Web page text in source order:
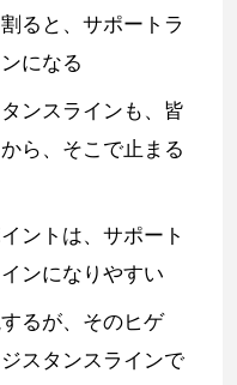
ると、サポートラ
になる
ンスラインも、皆
ら、そこで止まる
ントは、サポート
ンになりやすい
るが、そのヒゲ
スタンスラインで